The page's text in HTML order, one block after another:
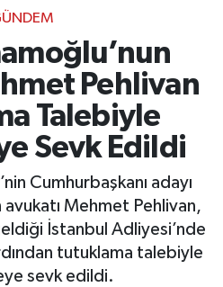
Pehlivan
Talebiyle
Sevk Edildi
Cumhurbaşkanı adayı
avukatı Mehmet Pehlivan,
İstanbul Adliyesi’nde
tutuklama talebiyle
sevk edildi.